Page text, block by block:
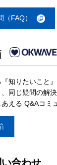
FAQ）
知りたいこと
同じ疑問の解
える Q&Aコミ
合わせ